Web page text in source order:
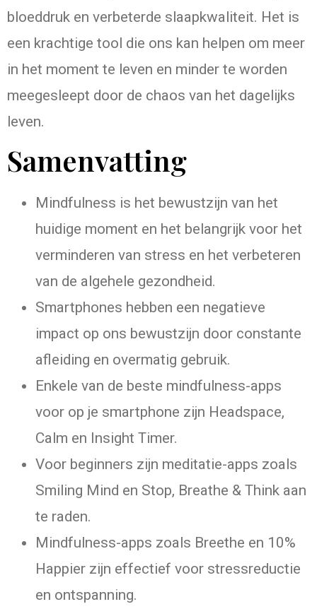
bloeddruk en verbeterde slaapkwaliteit. Het is
een krachtige tool die ons kan helpen om meer
in het moment te leven en minder te worden
meegesleept door de chaos van het dagelijks
leven.
Samenvatting
Mindfulness is het bewustzijn van het
huidige moment en het belangrijk voor het
verminderen van stress en het verbeteren
van de algehele gezondheid.
Smartphones hebben een negatieve
impact op ons bewustzijn door constante
afleiding en overmatig gebruik.
Enkele van de beste mindfulness-apps
voor op je smartphone zijn Headspace,
Calm en Insight Timer.
Voor beginners zijn meditatie-apps zoals
Smiling Mind en Stop, Breathe & Think aan
te raden.
Mindfulness-apps zoals Breethe en 10%
Happier zijn effectief voor stressreductie
en ontspanning.